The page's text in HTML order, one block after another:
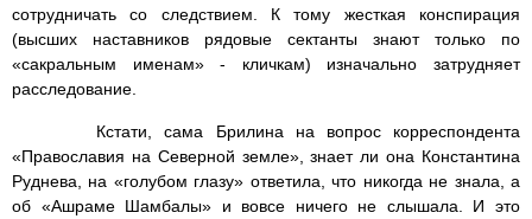
сотрудничать со следствием. К тому жесткая конспирация
(высших наставников рядовые сектанты знают только по
«сакральным именам» - кличкам) изначально затрудняет
расследование.
Кстати, сама Брилина на вопрос корреспондента
«Православия на Северной земле», знает ли она Константина
Руднева, на «голубом глазу» ответила, что никогда не знала, а
об «Ашраме Шамбалы» и вовсе ничего не слышала. И это